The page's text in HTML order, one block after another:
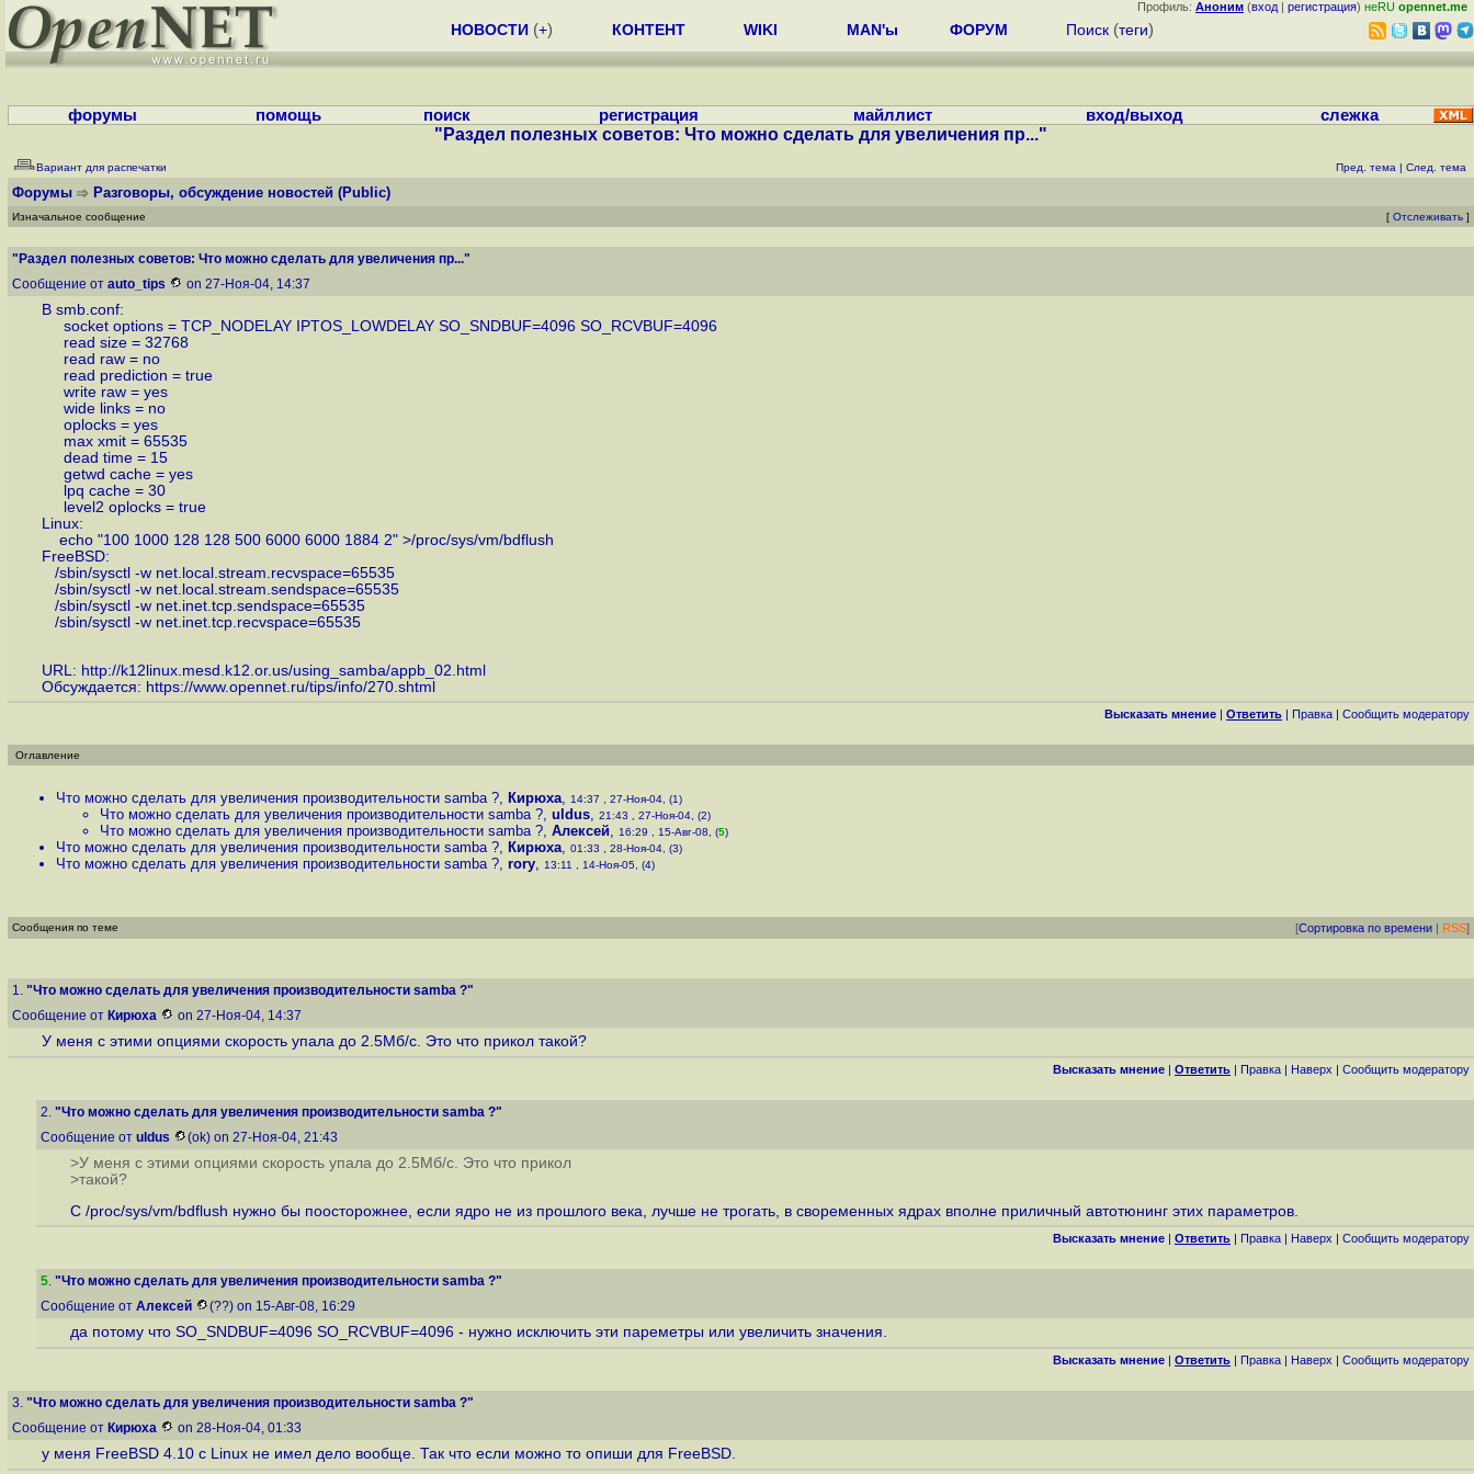
Профиль: Аноним (вход | регистрация) неRU opennet.me
НОВОСТИ (+) КОНТЕНТ WIKI MAN'ы ФОРУМ Поиск (теги)
форумы помощь поиск регистрация майллист вход/выход слежка
"Раздел полезных советов: Что можно сделать для увеличения пр..."
Вариант для распечатки Пред. тема | След. тема
Форумы Разговоры, обсуждение новостей (Public)
Изначальное сообщение [ Отслеживать ]
"Раздел полезных советов: Что можно сделать для увеличения пр..."
Сообщение от auto_tips on 27-Ноя-04, 14:37
В smb.conf:
socket options = TCP_NODELAY IPTOS_LOWDELAY SO_SNDBUF=4096 SO_RCVBUF=4096
read size = 32768
read raw = no
read prediction = true
write raw = yes
wide links = no
oplocks = yes
max xmit = 65535
dead time = 15
getwd cache = yes
lpq cache = 30
level2 oplocks = true
Linux:
echo "100 1000 128 128 500 6000 6000 1884 2" >/proc/sys/vm/bdflush
FreeBSD:
/sbin/sysctl -w net.local.stream.recvspace=65535
/sbin/sysctl -w net.local.stream.sendspace=65535
/sbin/sysctl -w net.inet.tcp.sendspace=65535
/sbin/sysctl -w net.inet.tcp.recvspace=65535
URL: http://k12linux.mesd.k12.or.us/using_samba/appb_02.html
Обсуждается: https://www.opennet.ru/tips/info/270.shtml
Высказать мнение | Ответить | Правка | Cообщить модератору
Оглавление
Что можно сделать для увеличения производительности samba ?, Кирюха, 14:37 , 27-Ноя-04, (1)
Что можно сделать для увеличения производительности samba ?, uldus, 21:43 , 27-Ноя-04, (2)
Что можно сделать для увеличения производительности samba ?, Алексей, 16:29 , 15-Авг-08, (5)
Что можно сделать для увеличения производительности samba ?, Кирюха, 01:33 , 28-Ноя-04, (3)
Что можно сделать для увеличения производительности samba ?, rory, 13:11 , 14-Ноя-05, (4)
Сообщения по теме [Сортировка по времени | RSS]
1. "Что можно сделать для увеличения производительности samba ?"
Сообщение от Кирюха on 27-Ноя-04, 14:37
У меня с этими опциями скорость упала до 2.5Мб/с. Это что прикол такой?
Высказать мнение | Ответить | Правка | Наверх | Cообщить модератору
2. "Что можно сделать для увеличения производительности samba ?"
Сообщение от uldus (ok) on 27-Ноя-04, 21:43
>У меня с этими опциями скорость упала до 2.5Мб/с. Это что прикол
>такой?
С /proc/sys/vm/bdflush нужно бы поосторожнее, если ядро не из прошлого века, лучше не трогать, в своременных ядрах вполне приличный автотюнинг этих параметров.
Высказать мнение | Ответить | Правка | Наверх | Cообщить модератору
5. "Что можно сделать для увеличения производительности samba ?"
Сообщение от Алексей (??) on 15-Авг-08, 16:29
да потому что SO_SNDBUF=4096 SO_RCVBUF=4096 - нужно исключить эти пареметры или увеличить значения.
Высказать мнение | Ответить | Правка | Наверх | Cообщить модератору
3. "Что можно сделать для увеличения производительности samba ?"
Сообщение от Кирюха on 28-Ноя-04, 01:33
у меня FreeBSD 4.10 c Linux не имел дело вообще. Так что если можно то опиши для FreeBSD.